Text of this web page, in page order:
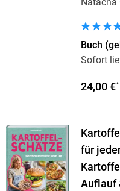
Natacha
Buch
Sofort
24,00 €*
für
Auflauf